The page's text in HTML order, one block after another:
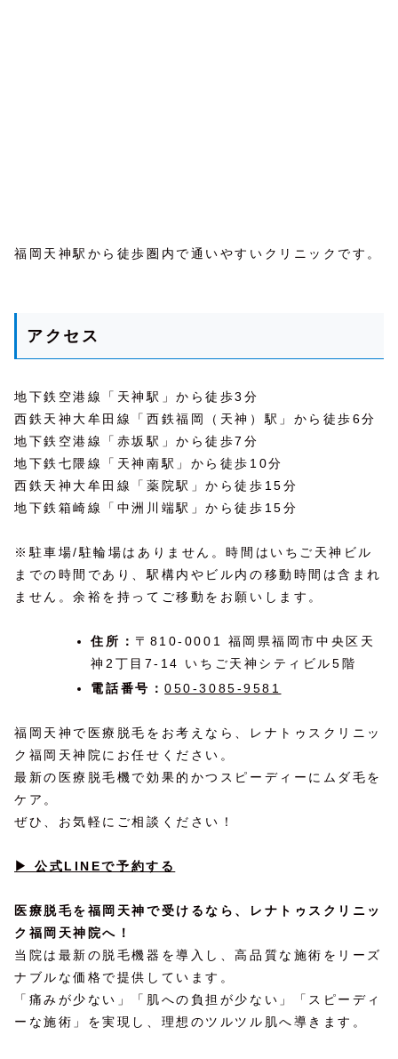
福岡天神駅から徒歩圏内で通いやすいクリニックです。
アクセス
地下鉄空港線「天神駅」から徒歩3分
西鉄天神大牟田線「西鉄福岡（天神）駅」から徒歩6分
地下鉄空港線「赤坂駅」から徒歩7分
地下鉄七隈線「天神南駅」から徒歩10分
西鉄天神大牟田線「薬院駅」から徒歩15分
地下鉄箱崎線「中洲川端駅」から徒歩15分
※駐車場/駐輪場はありません。時間はいちご天神ビル
までの時間であり、駅構内やビル内の移動時間は含まれ
ません。余裕を持ってご移動をお願いします。
住所： 〒810-0001 福岡県福岡市中央区天
神2丁目7-14 いちご天神シティビル5階
電話番号：050-3085-9581
福岡天神で医療脱毛をお考えなら、レナトゥスクリニッ
ク福岡天神院にお任せください。
最新の医療脱毛機で効果的かつスピーディーにムダ毛を
ケア。
ぜひ、お気軽にご相談ください！
▶ 公式LINEで予約する
医療脱毛を福岡天神で受けるなら、レナトゥスクリニッ
ク福岡天神院へ！
当院は最新の脱毛機器を導入し、高品質な施術をリーズ
ナブルな価格で提供しています。
「痛みが少ない」「肌への負担が少ない」「スピーディ
ーな施術」を実現し、理想のツルツル肌へ導きます。